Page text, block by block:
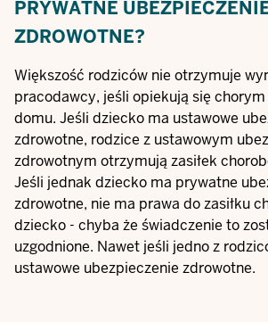
PRYWATNE
ZDROWOTNE?
Większość rodziców nie otrzymuje
pracodawcy, jeśli opiekują się
domu. Jeśli dziecko ma ustawowe
zdrowotne, rodzice z ustawowym
zdrowotnym otrzymują zasiłek
Jeśli jednak dziecko ma prywatne
zdrowotne, nie ma prawa do zasiłku
dziecko - chyba że świadczenie to
uzgodnione. Nawet jeśli jedno z
ustawowe ubezpieczenie zdrowotne.